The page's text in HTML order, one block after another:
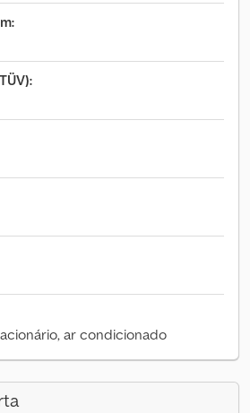
ar condicionado